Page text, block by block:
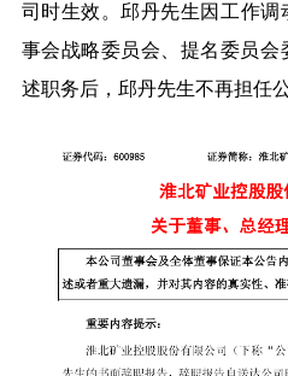
司时生效。邱丹先生因工作调
事会战略委员会、提名委员会
述职务后，邱丹先生不再担任